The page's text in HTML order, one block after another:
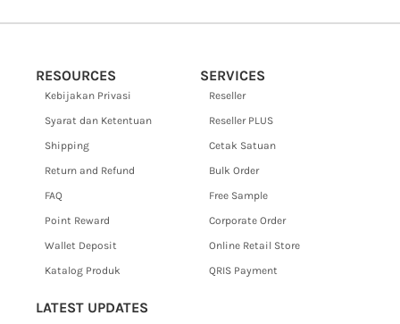
RESOURCES SERVICES
LATEST UPDATES
Kebijakan Privasi
Syarat dan Ketentuan
Shipping
Return and Refund
FAQ
Point Reward
Wallet Deposit
Katalog Produk
Reseller
Reseller PLUS
Cetak Satuan
Bulk Order
Free Sample
Corporate Order
Online Retail Store
QRIS Payment